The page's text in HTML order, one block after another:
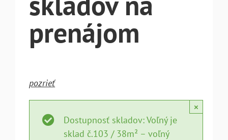
prenájom
pozrieť
×
Dostupnosť skladov: Voľný je
sklad č.103 / 38m² – voľný